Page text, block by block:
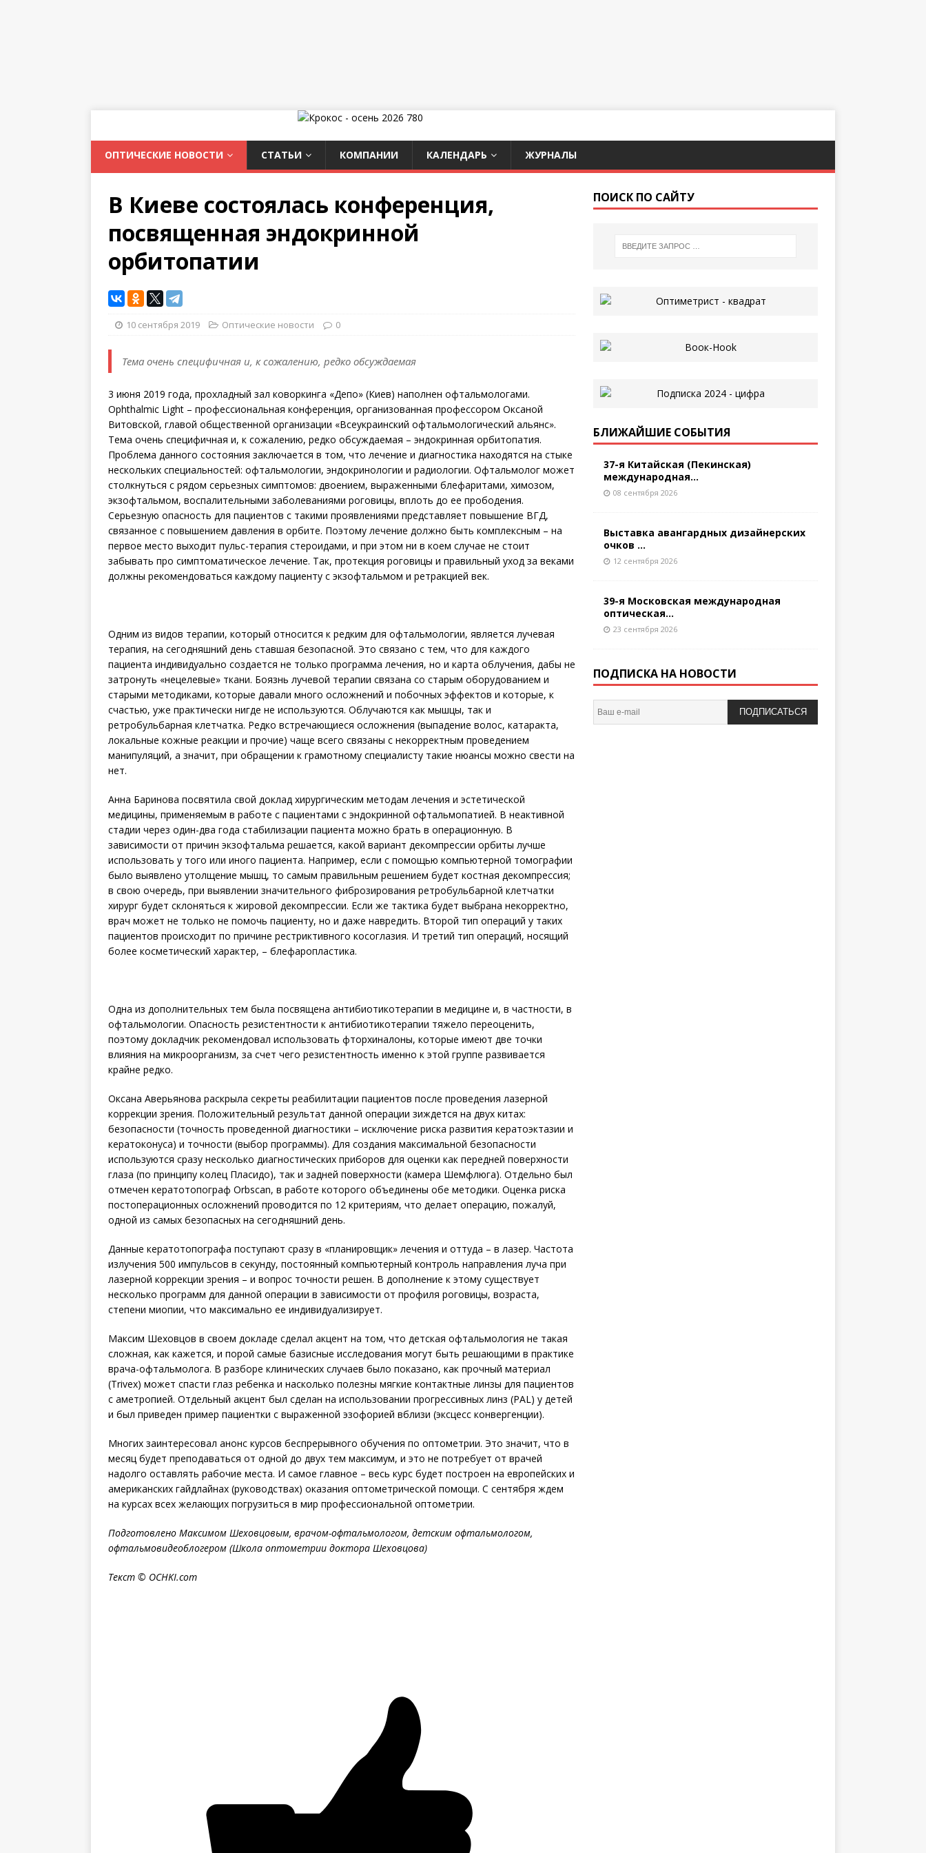
ОПТИЧЕСКИЕ НОВОСТИ СТАТЬИ КОМПАНИИ КАЛЕНДАРЬ ЖУРНАЛЫ
В Киеве состоялась конференция,
посвященная эндокринной
орбитопатии
10 сентября 2019 Оптические новости 0
Тема очень специфичная и, к сожалению, редко обсуждаемая
3 июня 2019 года, прохладный зал коворкинга «Депо» (Киев) наполнен офтальмологами.
Ophthalmic Light – профессиональная конференция, организованная профессором Оксаной
Витовской, главой общественной организации «Всеукраинский офтальмологический альянс».
Тема очень специфичная и, к сожалению, редко обсуждаемая – эндокринная орбитопатия.
Проблема данного состояния заключается в том, что лечение и диагностика находятся на стыке
нескольких специальностей: офтальмологии, эндокринологии и радиологии. Офтальмолог может
столкнуться с рядом серьезных симптомов: двоением, выраженными блефаритами, химозом,
экзофтальмом, воспалительными заболеваниями роговицы, вплоть до ее прободения.
Серьезную опасность для пациентов с такими проявлениями представляет повышение ВГД,
связанное с повышением давления в орбите. Поэтому лечение должно быть комплексным – на
первое место выходит пульс-терапия стероидами, и при этом ни в коем случае не стоит
забывать про симптоматическое лечение. Так, протекция роговицы и правильный уход за веками
должны рекомендоваться каждому пациенту с экзофтальмом и ретракцией век.
Одним из видов терапии, который относится к редким для офтальмологии, является лучевая
терапия, на сегодняшний день ставшая безопасной. Это связано с тем, что для каждого
пациента индивидуально создается не только программа лечения, но и карта облучения, дабы не
затронуть «нецелевые» ткани. Боязнь лучевой терапии связана со старым оборудованием и
старыми методиками, которые давали много осложнений и побочных эффектов и которые, к
счастью, уже практически нигде не используются. Облучаются как мышцы, так и
ретробульбарная клетчатка. Редко встречающиеся осложнения (выпадение волос, катаракта,
локальные кожные реакции и прочие) чаще всего связаны с некорректным проведением
манипуляций, а значит, при обращении к грамотному специалисту такие нюансы можно свести на
нет.
Анна Баринова посвятила свой доклад хирургическим методам лечения и эстетической
медицины, применяемым в работе с пациентами с эндокринной офтальмопатией. В неактивной
стадии через один-два года стабилизации пациента можно брать в операционную. В
зависимости от причин экзофтальма решается, какой вариант декомпрессии орбиты лучше
использовать у того или иного пациента. Например, если с помощью компьютерной томографии
было выявлено утолщение мышц, то самым правильным решением будет костная декомпрессия;
в свою очередь, при выявлении значительного фиброзирования ретробульбарной клетчатки
хирург будет склоняться к жировой декомпрессии. Если же тактика будет выбрана некорректно,
врач может не только не помочь пациенту, но и даже навредить. Второй тип операций у таких
пациентов происходит по причине рестриктивного косоглазия. И третий тип операций, носящий
более косметический характер, – блефаропластика.
Одна из дополнительных тем была посвящена антибиотикотерапии в медицине и, в частности, в
офтальмологии. Опасность резистентности к антибиотикотерапии тяжело переоценить,
поэтому докладчик рекомендовал использовать фторхиналоны, которые имеют две точки
влияния на микроорганизм, за счет чего резистентность именно к этой группе развивается
крайне редко.
Оксана Аверьянова раскрыла секреты реабилитации пациентов после проведения лазерной
коррекции зрения. Положительный результат данной операции зиждется на двух китах:
безопасности (точность проведенной диагностики – исключение риска развития кератоэктазии и
кератоконуса) и точности (выбор программы). Для создания максимальной безопасности
используются сразу несколько диагностических приборов для оценки как передней поверхности
глаза (по принципу колец Пласидо), так и задней поверхности (камера Шемфлюга). Отдельно был
отмечен кератотопограф Orbscan, в работе которого объединены обе методики. Оценка риска
постоперационных осложнений проводится по 12 критериям, что делает операцию, пожалуй,
одной из самых безопасных на сегодняшний день.
Данные кератотопографа поступают сразу в «планировщик» лечения и оттуда – в лазер. Частота
излучения 500 импульсов в секунду, постоянный компьютерный контроль направления луча при
лазерной коррекции зрения – и вопрос точности решен. В дополнение к этому существует
несколько программ для данной операции в зависимости от профиля роговицы, возраста,
степени миопии, что максимально ее индивидуализирует.
Максим Шеховцов в своем докладе сделал акцент на том, что детская офтальмология не такая
сложная, как кажется, и порой самые базисные исследования могут быть решающими в практике
врача-офтальмолога. В разборе клинических случаев было показано, как прочный материал
(Trivex) может спасти глаз ребенка и насколько полезны мягкие контактные линзы для пациентов
с аметропией. Отдельный акцент был сделан на использовании прогрессивных линз (PAL) у детей
и был приведен пример пациентки с выраженной эзофорией вблизи (эксцесс конвергенции).
Многих заинтересовал анонс курсов беспрерывного обучения по оптометрии. Это значит, что в
месяц будет преподаваться от одной до двух тем максимум, и это не потребует от врачей
надолго оставлять рабочие места. И самое главное – весь курс будет построен на европейских и
американских гайдлайнах (руководствах) оказания оптометрической помощи. С сентября ждем
на курсах всех желающих погрузиться в мир профессиональной оптометрии.
Подготовлено Максимом Шеховцовым, врачом-офтальмологом, детским офтальмологом,
офтальмовидеоблогером (Школа оптометрии доктора Шеховцова)
Текст © OCHKI.com
ПОИСК ПО САЙТУ
БЛИЖАЙШИЕ СОБЫТИЯ
37-я Китайская (Пекинская)
международная...
08 сентября 2026
Выставка авангардных дизайнерских
очков ...
12 сентября 2026
39-я Московская международная
оптическая...
23 сентября 2026
ПОДПИСКА НА НОВОСТИ
ПОДПИСАТЬСЯ